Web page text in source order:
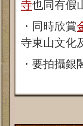
寺也同有假
・同時欣賞
寺東山文化
・要拍攝